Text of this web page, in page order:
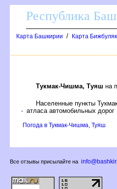
Республика
Карта Башкирии / Карта
Тукмак-Чишма, Туяш на
Населенные пункты
- атласа автомобильных
Погода в Тукмак-Чишма, Туяш
се отзывы присылайте на